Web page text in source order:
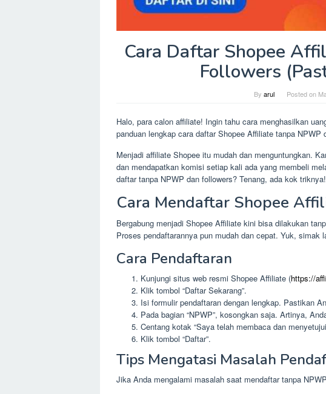
Cara Daftar Shopee
Followers
By arul Posted on
Halo, para calon affiliate! Ingin tahu cara menghasilkan
panduan lengkap cara daftar Shopee Affiliate tanpa NPWP
Menjadi affiliate Shopee itu mudah dan menguntungkan.
dan mendapatkan komisi setiap kali ada yang membeli
daftar tanpa NPWP dan followers? Tenang, ada kok triknya!
Cara Mendaftar Shopee
Bergabung menjadi Shopee Affiliate kini bisa dilakukan
Proses pendaftarannya pun mudah dan cepat. Yuk, simak
Cara Pendaftaran
Kunjungi situs web resmi Shopee Affiliate (https://
Klik tombol “Daftar Sekarang”.
Isi formulir pendaftaran dengan lengkap. Pastikan
Pada bagian “NPWP”, kosongkan saja. Artinya,
Centang kotak “Saya telah membaca dan
Klik tombol “Daftar”.
Tips Mengatasi Masalah
Jika Anda mengalami masalah saat mendaftar tanpa